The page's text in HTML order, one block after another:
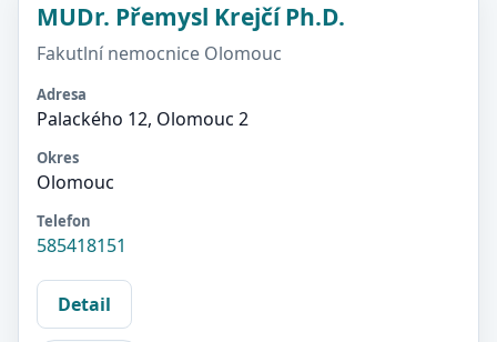
MUDr. Přemysl Krejčí Ph.D.
Fakutlní nemocnice Olomouc
Adresa
Palackého 12, Olomouc 2
Okres
Olomouc
Telefon
585418151
Detail